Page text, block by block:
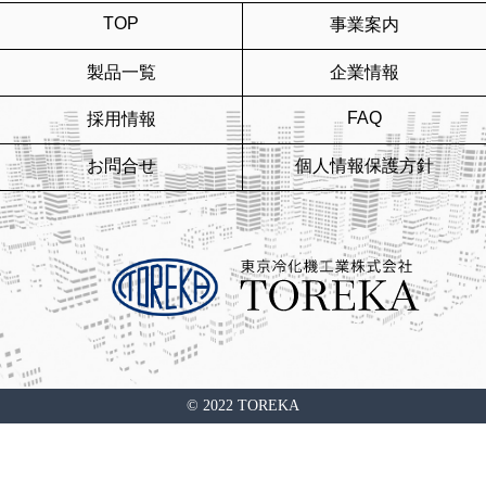
TOP 事業案内
製品一覧 企業情報
採用情報 FAQ
お問合せ 個人情報保護方針
© 2022 TOREKA